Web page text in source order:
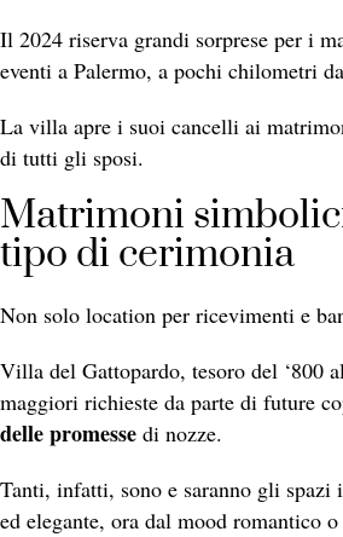
Il 2024 riserva grandi sorprese per i
eventi a Palermo, a pochi chilometri
La villa apre i suoi cancelli ai
di tutti gli sposi.
Matrimoni
tipo di cerimonia
Non solo location per ricevimenti e
Villa del Gattopardo, tesoro del ‘800
maggiori richieste da parte di future
delle promesse di nozze.
Tanti, infatti, sono e saranno gli
ed elegante, ora dal mood romantico